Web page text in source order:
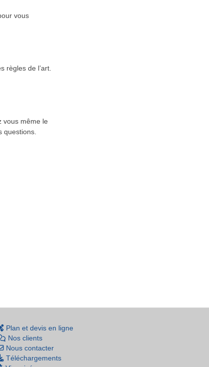
vous
règles de l’art.
vous même le
questions.
Plan et devis en ligne
Nos clients
Nous contacter
Téléchargements